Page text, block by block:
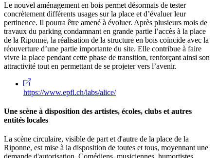
Le nouvel aménagement en bois permet désormais de tester
concrètement différents usages sur la place et d’évaluer leur
pertinence. Il pourra être amené à évoluer. Après plusieurs mois de
travaux du parking condamnant en grande partie l’accès à la place
de la Riponne, la réalisation de la structure en bois coïncide avec la
réouverture d’une partie importante du site. Elle contribue à faire
vivre la place pendant cette phase de transition, renforçant ainsi son
attractivité tout en permettant de se projeter vers l’avenir.
https://www.epfl.ch/labs/alice/
Une scène à disposition des artistes, écoles, clubs et autres
entités locales
La scène circulaire, visible de part et d'autre de la place de la
Riponne, est mise à la disposition de toutes et tous, moyennant une
demande d'autorisation. Comédiens, musiciennes, humortistes,